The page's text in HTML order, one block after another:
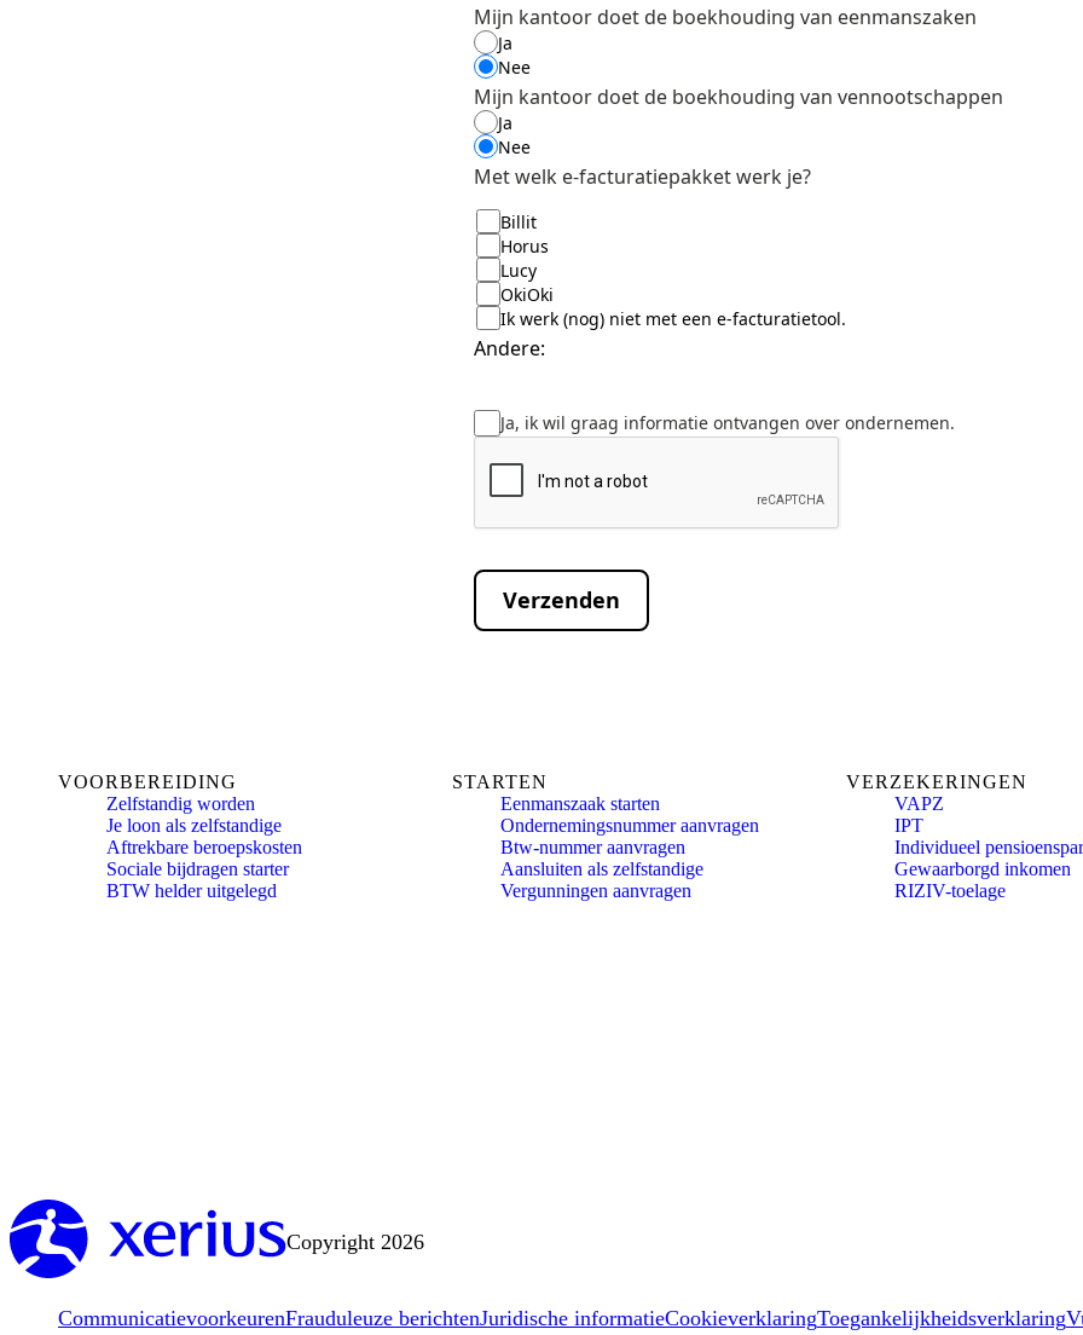
Mijn kantoor doet de boekhouding van eenmanszaken
Ja
Nee
Mijn kantoor doet de boekhouding van vennootschappen
Ja
Nee
Met welk e-facturatiepakket werk je?
Billit
Horus
Lucy
OkiOki
Ik werk (nog) niet met een e-facturatietool.
Andere:
Ja, ik wil graag informatie ontvangen over ondernemen.
Verzenden
VOORBEREIDING
Zelfstandig worden
Je loon als zelfstandige
Aftrekbare beroepskosten
Sociale bijdragen starter
BTW helder uitgelegd
STARTEN
Eenmanszaak starten
Ondernemingsnummer aanvragen
Btw-nummer aanvragen
Aansluiten als zelfstandige
Vergunningen aanvragen
VERZEKERINGEN
VAPZ
IPT
Individueel
Gewaarborgd inkomen
RIZIV-toelage
Copyright 2026
CommunicatievoorkeurenFrauduleuze berichtenJuridische informatieCookieverklaringToegankelijkheidsverklaring